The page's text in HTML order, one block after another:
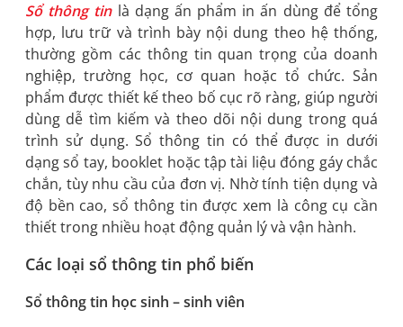
Sổ thông tinlà dạng ấn phẩm in ấn dùng để tổng
hợp, lưu trữ và trình bày nội dung theo hệ thống,
thường gồm các thông tin quan trọng của doanh
nghiệp, trường học, cơ quan hoặc tổ chức. Sản
phẩm được thiết kế theo bố cục rõ ràng, giúp người
dùng dễ tìm kiếm và theo dõi nội dung trong quá
trình sử dụng. Sổ thông tin có thể được in dưới
dạng sổ tay, booklet hoặc tập tài liệu đóng gáy chắc
chắn, tùy nhu cầu của đơn vị. Nhờ tính tiện dụng và
độ bền cao, sổ thông tin được xem là công cụ cần
thiết trong nhiều hoạt động quản lý và vận hành.
Các loại sổ thông tin phổ biến
Sổ thông tin học sinh – sinh viên